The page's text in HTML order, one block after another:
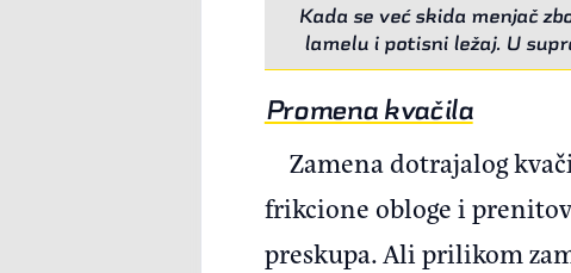
Kada se već skida menjač
lamelu i potisni ležaj. U
Promena kvačila
Zamena dotrajalog
frikcione obloge i
preskupa. Ali prilikom